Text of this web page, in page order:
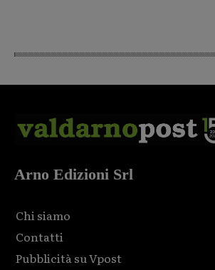
Arno Edizioni Srl
Chi siamo
Contatti
Pubblicità su Vpost